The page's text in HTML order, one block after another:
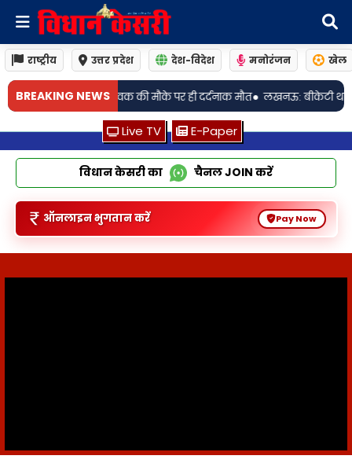
राष्ट्रीय उत्तर प्रदेश देश-विदेश मनोरंजन खेल
BREAKING NEWS
ही दर्दनाक मौत• लखनऊ: बीकेटी थाना क्षेत्र नहर मे मिला 61 वर्षीय अधेड़
Live TV E-Paper
विधान केसरी का चैनलJOIN करें
ऑनलाइन भुगतान करें Pay Now